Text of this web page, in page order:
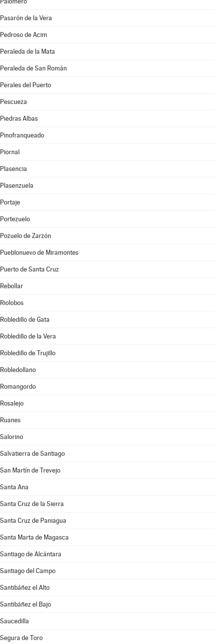
Pasarón de la Vera
Pedroso de Acim
Peraleda de la Mata
Peraleda de San Román
Perales del Puerto
Pescueza
Piedras Albas
Pinofranqueado
Piornal
Plasencia
Plasenzuela
Portaje
Portezuelo
Pozuelo de Zarzón
Pueblonuevo de Miramontes
Puerto de Santa Cruz
Rebollar
Riolobos
Robledillo de Gata
Robledillo de la Vera
Robledillo de Trujillo
Robledollano
Romangordo
Rosalejo
Ruanes
Salorino
Salvatierra de Santiago
San Martín de Trevejo
Santa Ana
Santa Cruz de la Sierra
Santa Cruz de Paniagua
Santa Marta de Magasca
Santiago de Alcántara
Santiago del Campo
Santibáñez el Alto
Santibáñez el Bajo
Saucedilla
Segura de Toro